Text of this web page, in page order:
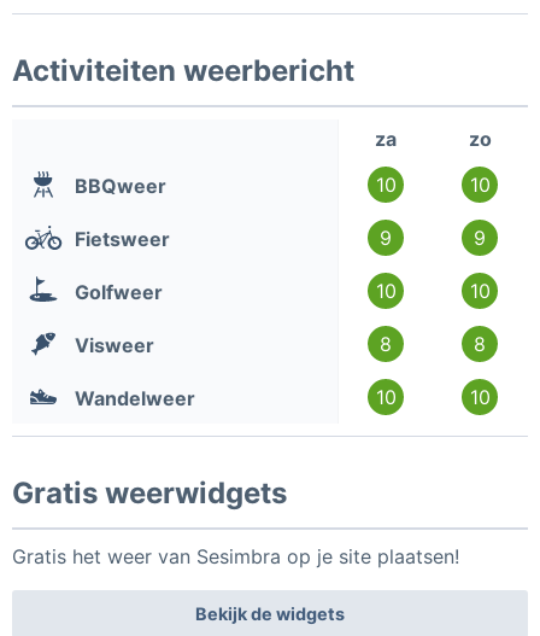
Activiteiten weerbericht
za
zo
BBQweer
10 10
Fietsweer 9 9
Golfweer 10 10
Visweer 8 8
Wandelweer 10 10
Gratis weerwidgets
Gratis het weer van Sesimbra op je site plaatsen!
Bekijk de widgets